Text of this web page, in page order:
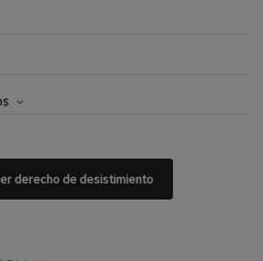
derecho de desistimiento